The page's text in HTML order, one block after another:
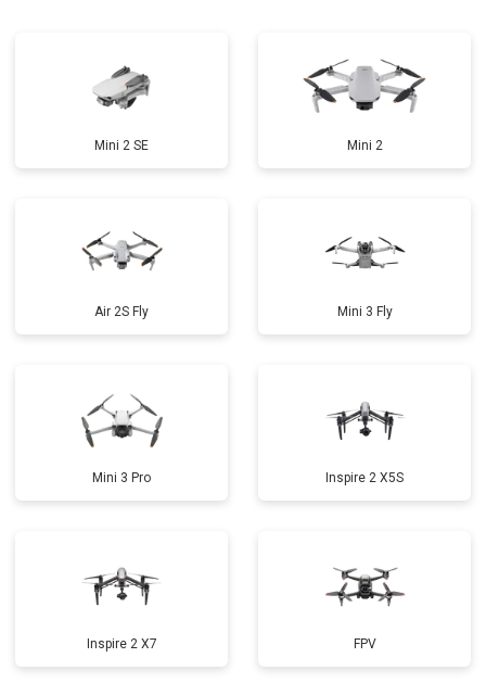
Mini 2 SE Mini 2
Air 2S Fly Mini 3 Fly
Mini 3 Pro Inspire 2 X5S
Inspire 2 X7 FPV